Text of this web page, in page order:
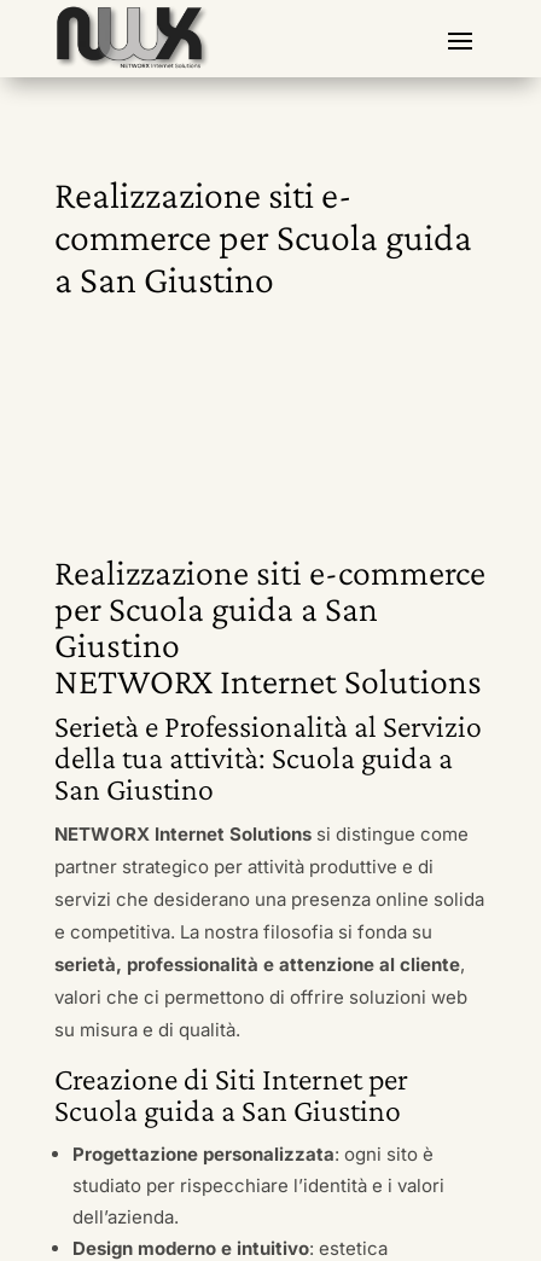
Realizzazione siti e-
commerce per Scuola guida
a San Giustino
Realizzazione siti e-commerce
per Scuola guida a San
Giustino
NETWORX Internet Solutions
Serietà e Professionalità al Servizio
della tua attività: Scuola guida a
San Giustino
NETWORX Internet Solutionssi distingue come
partner strategico per attività produttive e di
servizi che desiderano una presenza online solida
e competitiva. La nostra filosofia si fonda su
serietà, professionalità e attenzione al cliente,
valori che ci permettono di offrire soluzioni web
su misura e di qualità.
Creazione di Siti Internet per
Scuola guida a San Giustino
Progettazione personalizzata: ogni sito è
studiato per rispecchiare l’identità e i valori
dell’azienda.
Design moderno e intuitivo: estetica